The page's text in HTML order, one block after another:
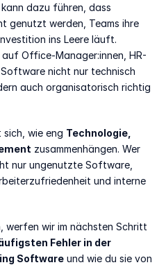
kann dazu führen, dass
genutzt werden, Teams ihre
ins Leere läuft.
Office-Manager:innen, HR-
nicht nur technisch
auch organisatorisch richtig
sich, wie eng Technologie,
zusammenhängen. Wer
nur ungenutzte Software,
und interne
werfen wir im nächsten Schritt
Fehler in der
Software und wie du sie von